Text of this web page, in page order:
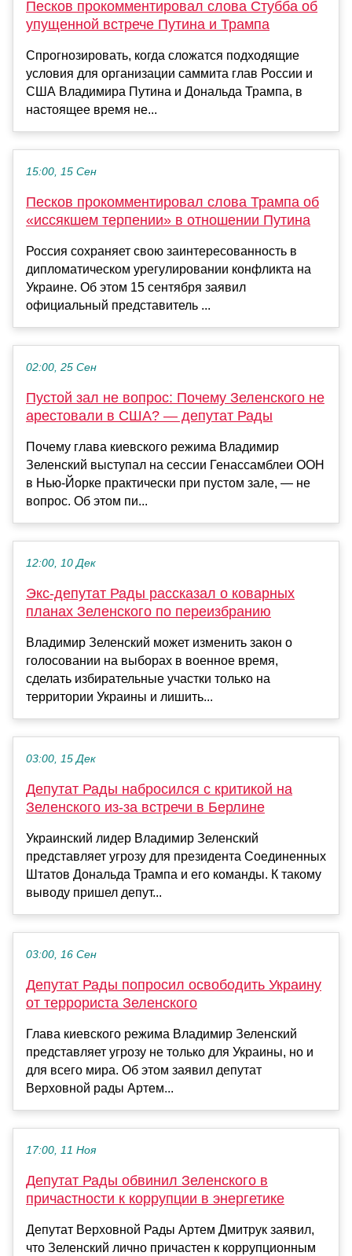
Песков прокомментировал слова Стубба об
упущенной встрече Путина и Трампа
Спрогнозировать, когда сложатся подходящие
условия для организации саммита глав России и
США Владимира Путина и Дональда Трампа, в
настоящее время не...
15:00, 15 Сен
Песков прокомментировал слова Трампа об
«иссякшем терпении» в отношении Путина
Россия сохраняет свою заинтересованность в
дипломатическом урегулировании конфликта на
Украине. Об этом 15 сентября заявил
официальный представитель ...
02:00, 25 Сен
Пустой зал не вопрос: Почему Зеленского не
арестовали в США? — депутат Рады
Почему глава киевского режима Владимир
Зеленский выступал на сессии Генассамблеи ООН
в Нью-Йорке практически при пустом зале, — не
вопрос. Об этом пи...
12:00, 10 Дек
Экс-депутат Рады рассказал о коварных
планах Зеленского по переизбранию
Владимир Зеленский может изменить закон о
голосовании на выборах в военное время,
сделать избирательные участки только на
территории Украины и лишить...
03:00, 15 Дек
Депутат Рады набросился c критикой на
Зеленского из-за встречи в Берлине
Украинский лидер Владимир Зеленский
представляет угрозу для президента Соединенных
Штатов Дональда Трампа и его команды. К такому
выводу пришел депут...
03:00, 16 Сен
Депутат Рады попросил освободить Украину
от террориста Зеленского
Глава киевского режима Владимир Зеленский
представляет угрозу не только для Украины, но и
для всего мира. Об этом заявил депутат
Верховной рады Артем...
17:00, 11 Ноя
Депутат Рады обвинил Зеленского в
причастности к коррупции в энергетике
Депутат Верховной Рады Артем Дмитрук заявил,
что Зеленский лично причастен к коррупционным